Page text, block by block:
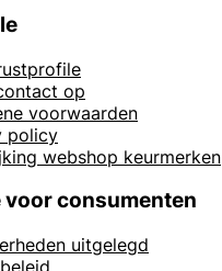
op
voorwaarden
policy
webshop keurmerken
voor consumenten
uitgelegd